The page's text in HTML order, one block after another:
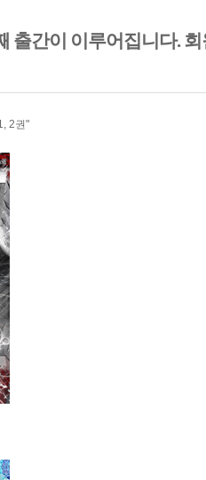
출간이 이루어집니다.
2권"